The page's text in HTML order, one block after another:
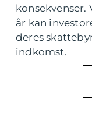
år kan
deres
indkomst.